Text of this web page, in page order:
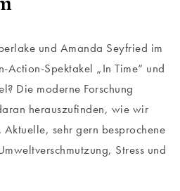
und Amanda Seyfried im
Action-Spektakel „In Time“ und
Die moderne Forschung
herauszufinden, wie wir
sehr gern besprochene
Stress und